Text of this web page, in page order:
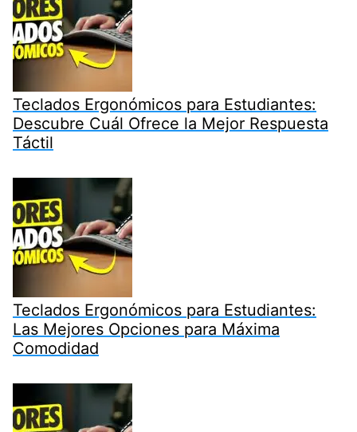
Teclados Ergonómicos para Estudiantes:
Descubre Cuál Ofrece la Mejor Respuesta
Táctil
Teclados Ergonómicos para Estudiantes:
Las Mejores Opciones para Máxima
Comodidad